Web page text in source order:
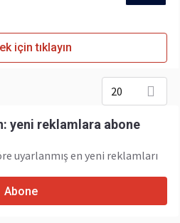
için tıklayın
20
yeni reklamlara abone
uyarlanmış en yeni reklamları
Abone